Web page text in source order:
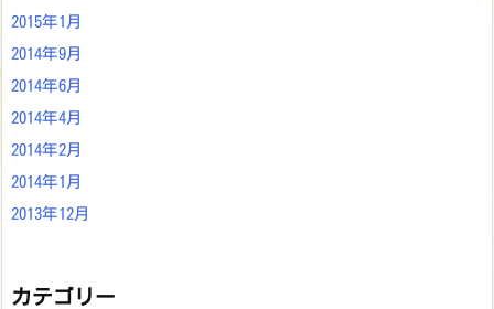
2015年1月
2014年9月
2014年6月
2014年4月
2014年2月
2014年1月
2013年12月
カテゴリー